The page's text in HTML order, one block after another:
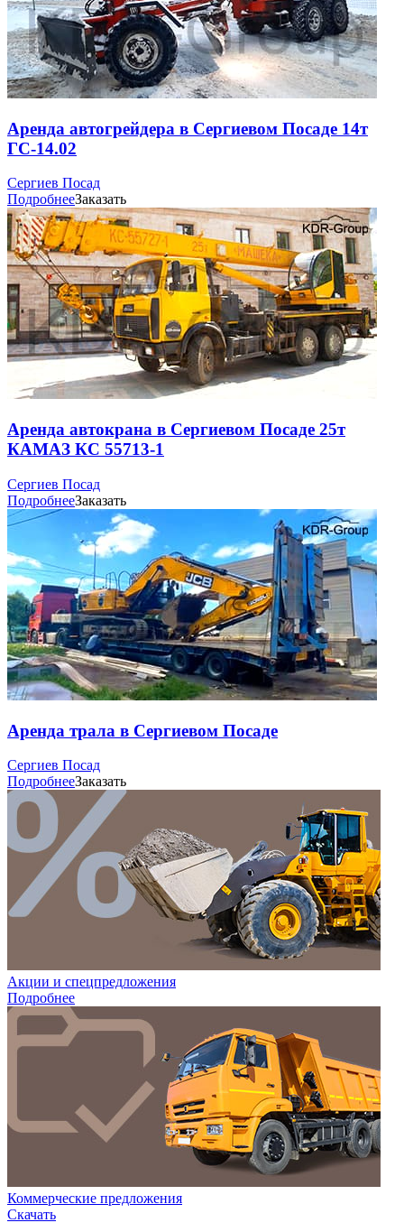
Аренда автогрейдера в Сергиевом Посаде 14т
ГС-14.02
Сергиев Посад
ПодробнееЗаказать
Аренда автокрана в Сергиевом Посаде 25т
КАМАЗ КС 55713-1
Сергиев Посад
ПодробнееЗаказать
Аренда трала в Сергиевом Посаде
Сергиев Посад
ПодробнееЗаказать
Акции и спецпредложения
Подробнее
Коммерческие предложения
Скачать